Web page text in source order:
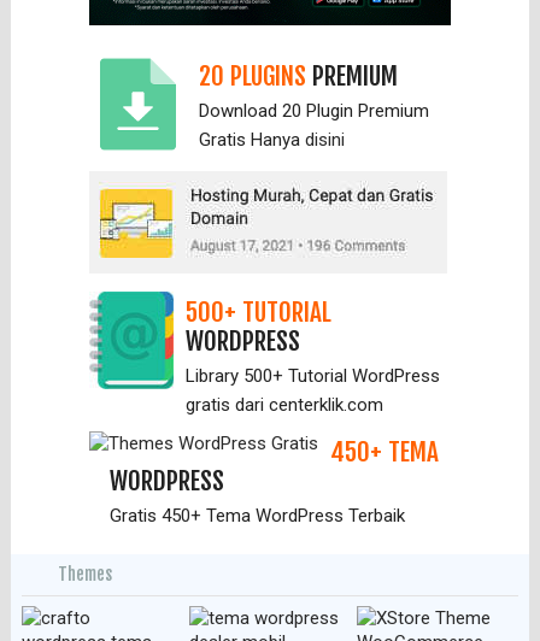
20 PLUGINS PREMIUM
Download 20 Plugin Premium
Gratis Hanya disini
500+ TUTORIAL
WORDPRESS
Library 500+ Tutorial WordPress
gratis dari centerklik.com
450+ TEMA
WORDPRESS
Gratis 450+ Tema WordPress Terbaik
Themes